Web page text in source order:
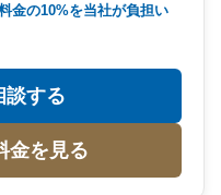
金の10%を当社が負担い
する
金を見る